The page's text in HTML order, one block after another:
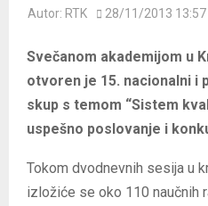
Autor: RTK 28/11/2013 13:57
Svečanom akademijom u
otvoren je 15. nacionalni i
skup s temom “Sistem
uspešno poslovanje i
Tokom dvodnevnih sesija u
izložiće se oko 110 naučnih